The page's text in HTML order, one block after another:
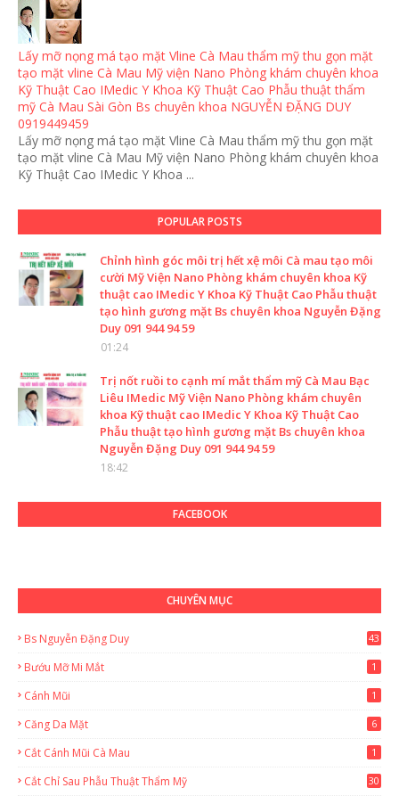
Lấy mỡ nọng má tạo mặt Vline Cà Mau thẩm mỹ thu gọn mặt
tạo mặt vline Cà Mau Mỹ viện Nano Phòng khám chuyên khoa
Kỹ Thuật Cao IMedic Y Khoa Kỹ Thuật Cao Phẫu thuật thẩm
mỹ Cà Mau Sài Gòn Bs chuyên khoa NGUYỄN ĐẶNG DUY
0919449459
Lấy mỡ nọng má tạo mặt Vline Cà Mau thẩm mỹ thu gọn mặt
tạo mặt vline Cà Mau Mỹ viện Nano Phòng khám chuyên khoa
Kỹ Thuật Cao IMedic Y Khoa ...
POPULAR POSTS
Chỉnh hình góc môi trị hết xệ môi Cà mau tạo môi
cười Mỹ Viện Nano Phòng khám chuyên khoa Kỹ
thuật cao IMedic Y Khoa Kỹ Thuật Cao Phẫu thuật
tạo hình gương mặt Bs chuyên khoa Nguyễn Đặng
Duy 091 944 94 59
01:24
Trị nốt ruồi to cạnh mí mắt thẩm mỹ Cà Mau Bạc
Liêu IMedic Mỹ Viện Nano Phòng khám chuyên
khoa Kỹ thuật cao IMedic Y Khoa Kỹ Thuật Cao
Phẫu thuật tạo hình gương mặt Bs chuyên khoa
Nguyễn Đặng Duy 091 944 94 59
18:42
FACEBOOK
CHUYÊN MỤC
Bs Nguyễn Đặng Duy
43
Bướu Mỡ Mi Mắt 1
Cánh Mũi 1
Căng Da Mặt 6
Cắt Cánh Mũi Cà Mau 1
Cắt Chỉ Sau Phẫu Thuật Thẩm Mỹ 30